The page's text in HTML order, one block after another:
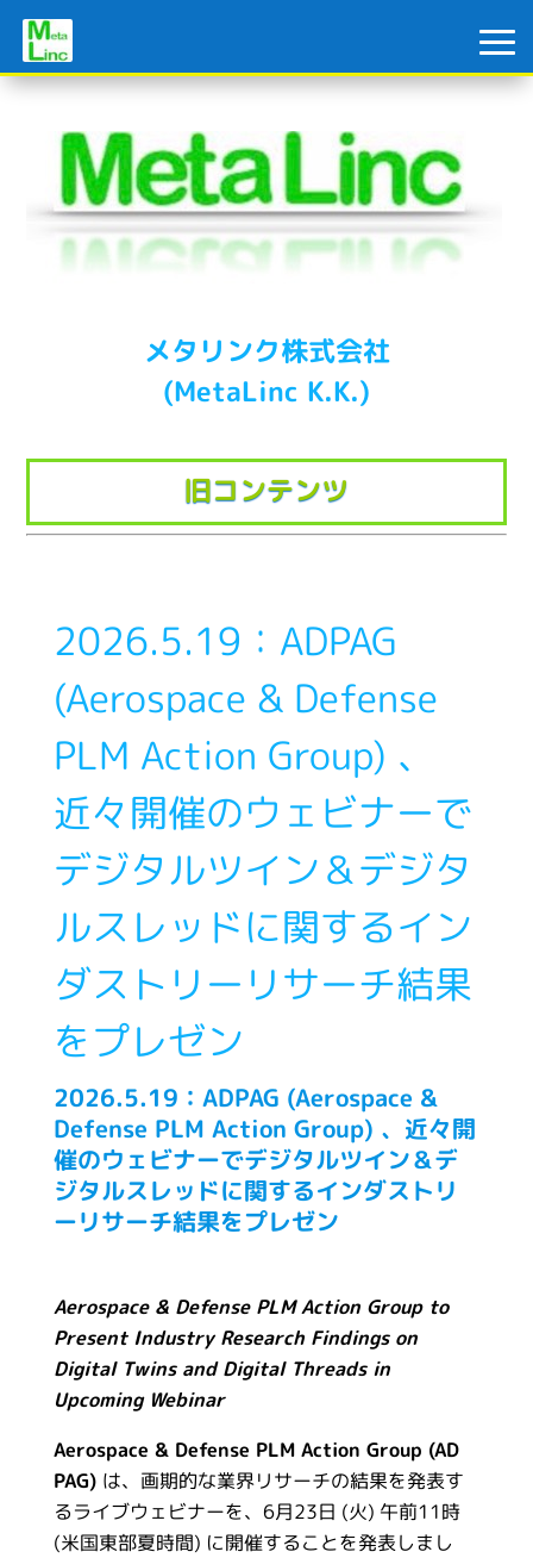
メタリンク株式会社
(MetaLinc K.K.)
旧コンテンツ
2026.5.19：ADPAG
(Aerospace & Defense
PLM Action Group) 、
近々開催のウェビナーで
デジタルツイン＆デジタ
ルスレッドに関するイン
ダストリーリサーチ結果
をプレゼン
2026.5.19：ADPAG (Aerospace &
Defense PLM Action Group) 、近々開
催のウェビナーでデジタルツイン＆デ
ジタルスレッドに関するインダストリ
ーリサーチ結果をプレゼン
Aerospace & Defense PLM Action Group to
Present Industry Research Findings on
Digital Twins and Digital Threads in
Upcoming Webinar
Aerospace & Defense PLM Action Group (AD
PAG) は、画期的な業界リサーチの結果を発表す
るライブウェビナーを、6月23日 (火) 午前11時
(米国東部夏時間) に開催することを発表しまし